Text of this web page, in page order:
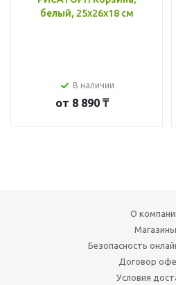
белый, 25x26x18 см
В наличии
от 8 890 ₸
О
Магазины
Безопасность
Договор
Условия